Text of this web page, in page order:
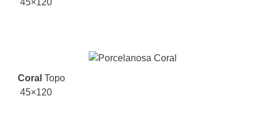
45×120
Coral Topo
45×120